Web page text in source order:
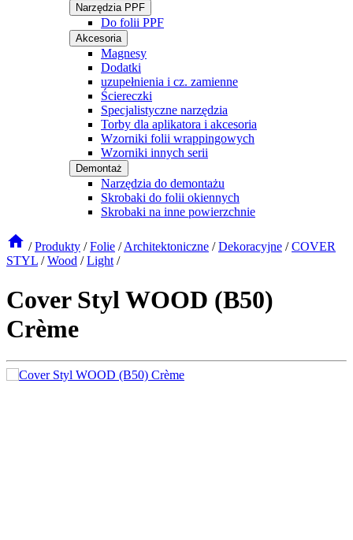
Narzędzia PPF
Do folii PPF
Akcesoria
Magnesy
Dodatki
uzupełnienia i cz. zamienne
Ściereczki
Specjalistyczne narzędzia
Torby dla aplikatora i akcesoria
Wzorniki folii wrappingowych
Wzorniki innych serii
Demontaż
Narzędzia do demontażu
Skrobaki do folii okiennych
Skrobaki na inne powierzchnie
/ Produkty / Folie / Architektoniczne / Dekoracyjne / COVER
STYL / Wood / Light /
Cover Styl WOOD (B50)
Crème